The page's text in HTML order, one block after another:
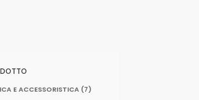
E ACCESSORISTICA (7)